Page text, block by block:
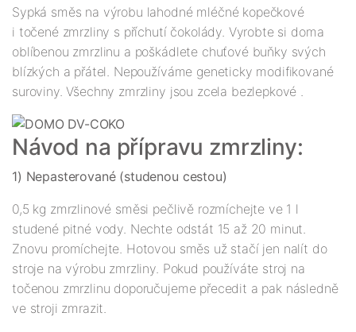
Sypká směs na výrobu lahodné mléčné kopečkové
i točené zmrzliny s příchutí čokolády. Vyrobte si doma
oblíbenou zmrzlinu a poškádlete chuťové buňky svých
blízkých a přátel. Nepoužíváme geneticky modifikované
suroviny. Všechny zmrzliny jsou zcela bezlepkové .
Návod na přípravu zmrzliny:
1) Nepasterované (studenou cestou)
0,5 kg zmrzlinové směsi pečlivě rozmíchejte ve 1 l
studené pitné vody. Nechte odstát 15 až 20 minut.
Znovu promíchejte. Hotovou směs už stačí jen nalít do
stroje na výrobu zmrzliny. Pokud používáte stroj na
točenou zmrzlinu doporučujeme přecedit a pak následně
ve stroji zmrazit.